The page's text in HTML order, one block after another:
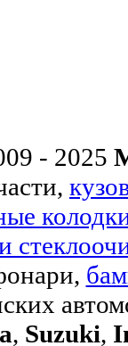
- 2025
, Suzuki,